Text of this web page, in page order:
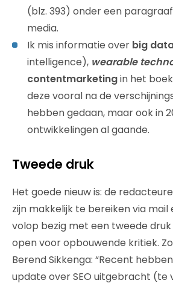
(blz. 393) onder een
media.
Ik mis informatie over big
intelligence), wearable
contentmarketingin het
deze vooral na de
hebben gedaan, maar ook in
ontwikkelingen al gaande.
Tweede druk
Het goede nieuw is: de
zijn makkelijk te bereiken via mail
volop bezig met een tweede
open voor opbouwende kritiek.
Berend Sikkenga: “Recent
update over SEO uitgebracht (te